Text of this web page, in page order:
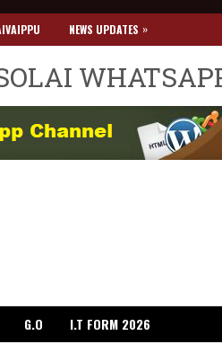
NEWS UPDATES »
G.O I.T FORM 2026